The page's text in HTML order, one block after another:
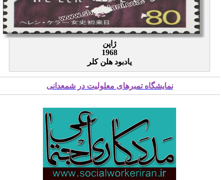
ژاپن
1968
یادبود هلن کلر
نمایشگاه تمبرهای معلولیت در شمعدانی